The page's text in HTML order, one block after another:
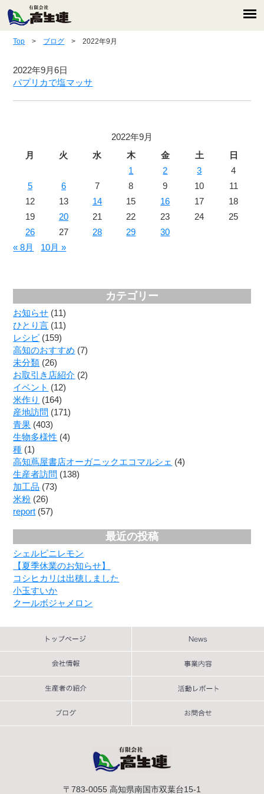
Top > ブログ > 2022年9月
2022年9月6日
パプリカで塩マッサ
2022年9月
月
火 水 木 金 土
日
1
2 3
4
5
6 7 8 9 10
11
12
13 14 15 16 17
18
19
20 21 22 23 24
25
26
27 28 29
30
« 8月
10月 »
カテゴリー
お知らせ (11)
ひとり言 (11)
レシピ (159)
高知のおすすめ (7)
未分類 (26)
お取引き店紹介 (2)
イベント (12)
米作り (164)
産地訪問 (171)
青果 (403)
生物多様性 (4)
種 (1)
高知蔦屋書店オーガニックエコマルシェ (4)
生産者訪問 (138)
加工品 (73)
米粉 (26)
report (57)
最近の投稿
シェルピニレモン
【夏季休業のお知らせ】
コシヒカリは出穂しました
小玉すいか
クールボジャメロン
〒783-0055 高知県南国市双葉台15-1